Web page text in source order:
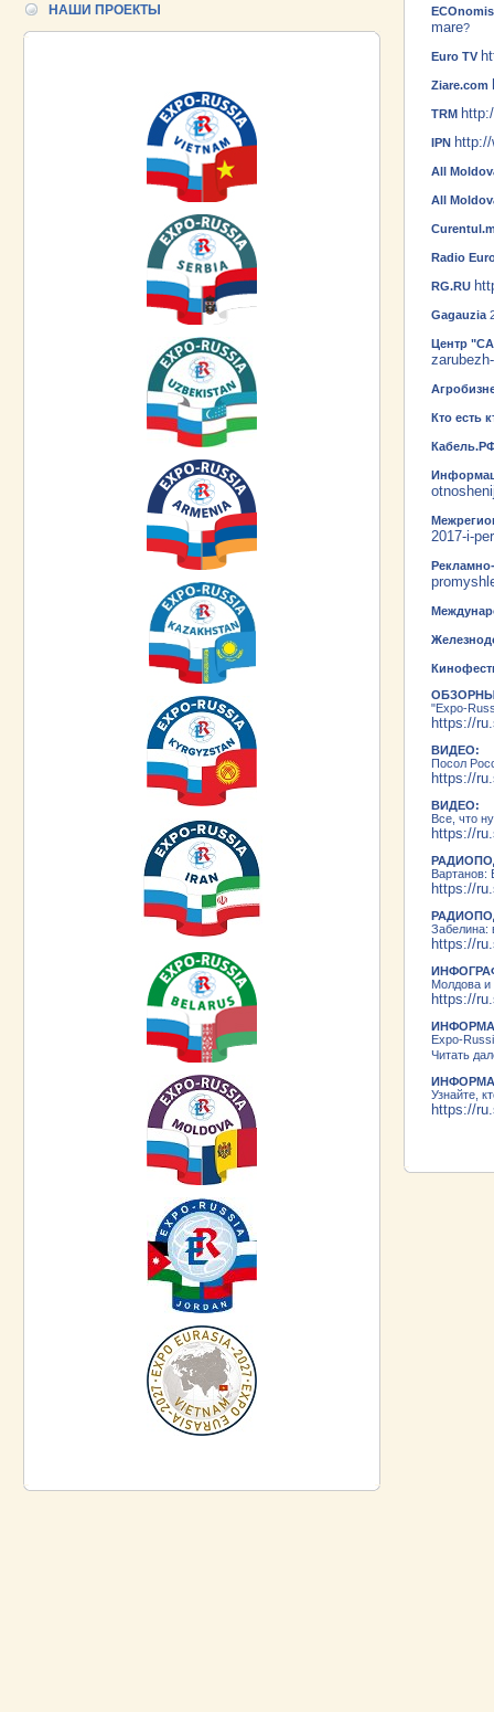
НАШИ ПРОЕКТЫ
mare?
Euro TV
Ziare.com
TRM
IPN
All
All
Radio
RG.RU
Gagauzia
Центр
Кто есть
2017-i-
"Expo-
https://
ВИДЕО:
Посол
https://
ВИДЕО:
Все, что
https://
Вартанов:
https://
Забелина:
https://
Молдова и
https://
Expo-
Читать
Узнайте,
https://